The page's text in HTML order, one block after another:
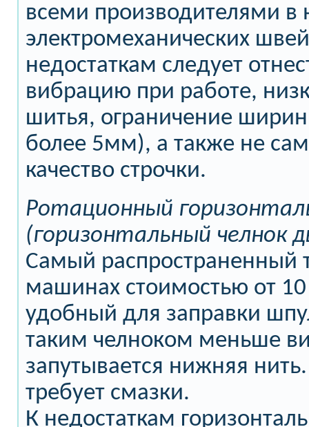
всеми производителями в
электромеханических
недостаткам следует
вибрацию при работе,
шитья, ограничение
более 5мм), а также не
качество строчки.
Ротационный
(горизонтальный челнок
Самый распространенный
машинах стоимостью от
удобный для заправки
таким челноком меньше
запутывается нижняя
требует смазки.
К недостаткам